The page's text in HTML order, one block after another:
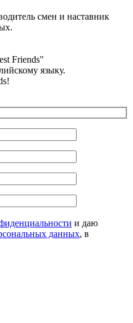
смен и наставник
Friends"
языку.
и даю
данных, в